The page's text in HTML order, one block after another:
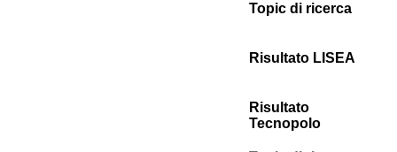
Topic di ricerca
Risultato LISEA
Risultato
Tecnopolo